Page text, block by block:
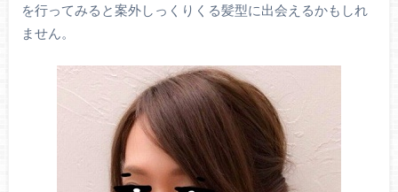
を行ってみると案外しっくりくる髪型に出会えるかもしれ
ません。